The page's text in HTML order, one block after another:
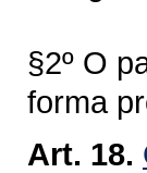
§2º O
forma
Art. 18.